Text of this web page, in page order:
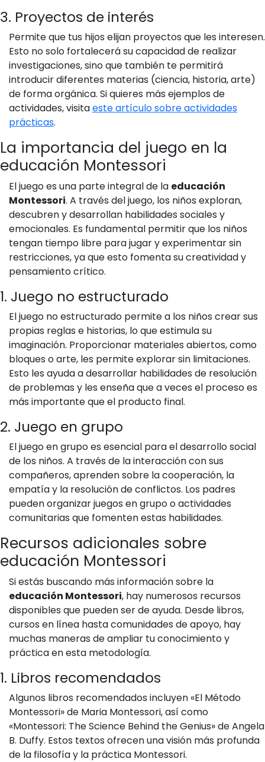
3. Proyectos de interés
Permite que tus hijos elijan proyectos que les interesen.
Esto no solo fortalecerá su capacidad de realizar
investigaciones, sino que también te permitirá
introducir diferentes materias (ciencia, historia, arte)
de forma orgánica. Si quieres más ejemplos de
actividades, visitaeste artículo sobre actividades
prácticas.
La importancia del juego en la
educación Montessori
El juego es una parte integral de la educación
Montessori. A través del juego, los niños exploran,
descubren y desarrollan habilidades sociales y
emocionales. Es fundamental permitir que los niños
tengan tiempo libre para jugar y experimentar sin
restricciones, ya que esto fomenta su creatividad y
pensamiento crítico.
1. Juego no estructurado
El juego no estructurado permite a los niños crear sus
propias reglas e historias, lo que estimula su
imaginación. Proporcionar materiales abiertos, como
bloques o arte, les permite explorar sin limitaciones.
Esto les ayuda a desarrollar habilidades de resolución
de problemas y les enseña que a veces el proceso es
más importante que el producto final.
2. Juego en grupo
El juego en grupo es esencial para el desarrollo social
de los niños. A través de la interacción con sus
compañeros, aprenden sobre la cooperación, la
empatía y la resolución de conflictos. Los padres
pueden organizar juegos en grupo o actividades
comunitarias que fomenten estas habilidades.
Recursos adicionales sobre
educación Montessori
Si estás buscando más información sobre la
educación Montessori, hay numerosos recursos
disponibles que pueden ser de ayuda. Desde libros,
cursos en línea hasta comunidades de apoyo, hay
muchas maneras de ampliar tu conocimiento y
práctica en esta metodología.
1. Libros recomendados
Algunos libros recomendados incluyen «El Método
Montessori» de Maria Montessori, así como
«Montessori: The Science Behind the Genius» de Angela
B. Duffy. Estos textos ofrecen una visión más profunda
de la filosofía y la práctica Montessori.